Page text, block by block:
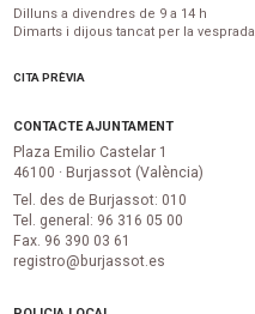
Dilluns a divendres de 9 a 14 h
Dimarts i dijous tancat per la vesprada
CITA PRÈVIA
CONTACTE AJUNTAMENT
Plaza Emilio Castelar 1
46100 · Burjassot (València)
Tel. des de Burjassot: 010
Tel. general: 96 316 05 00
Fax. 96 390 03 61
registro@burjassot.es